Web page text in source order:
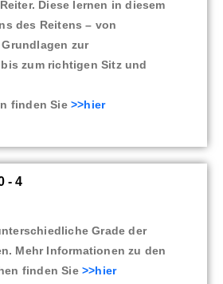
Diese lernen in diesem
des Reitens – von
zur
zum richtigen Sitz und
finden Sie >>hier
- 4
Grade der
Mehr Informationen zu den
finden Sie >>hier